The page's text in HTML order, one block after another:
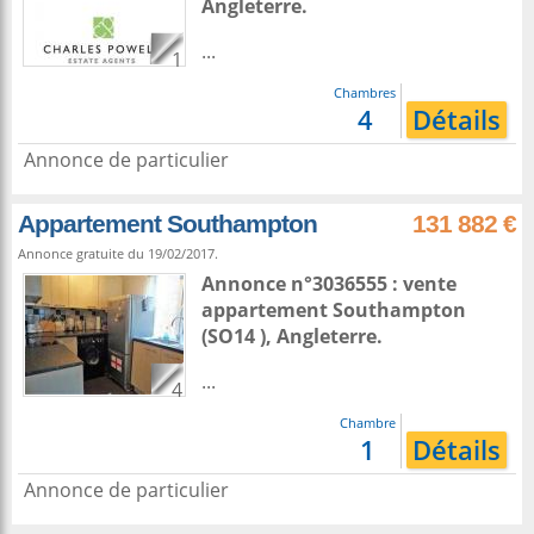
1
Angleterre.
...
Chambres
4 Détails
Annonce de particulier
Appartement Southampton 131 882 €
Annonce gratuite du 19/02/2017.
4
Annonce n°3036555 : vente
appartementSouthampton
(SO14 ), Angleterre.
...
Chambre
1 Détails
Annonce de particulier